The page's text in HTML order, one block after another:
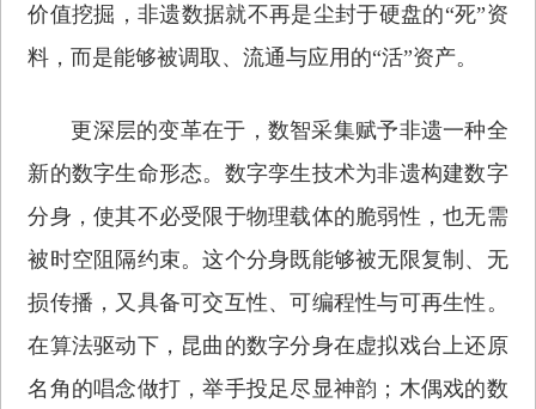
价值挖掘，非遗数据就不再是尘封于硬盘的“死”资
料，而是能够被调取、流通与应用的“活”资产。
更深层的变革在于，数智采集赋予非遗一种全
新的数字生命形态。数字孪生技术为非遗构建数字
分身，使其不必受限于物理载体的脆弱性，也无需
被时空阻隔约束。这个分身既能够被无限复制、无
损传播，又具备可交互性、可编程性与可再生性。
在算法驱动下，昆曲的数字分身在虚拟戏台上还原
名角的唱念做打，举手投足尽显神韵；木偶戏的数